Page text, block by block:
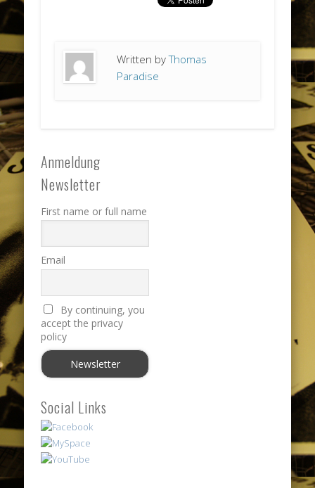
Written byThomas
Paradise
Anmeldung
Newsletter
First name or full name
Email
By continuing, you
accept the privacy
policy
Social Links